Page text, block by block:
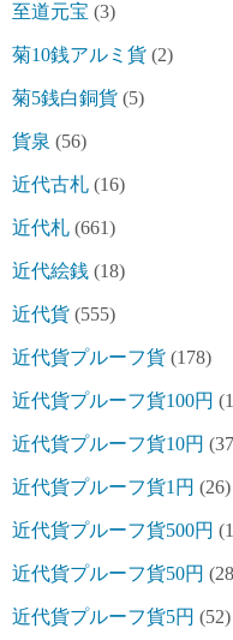
至道元宝 (3)
菊10銭アルミ貨 (2)
菊5銭白銅貨 (5)
貨泉 (56)
近代古札 (16)
近代札 (661)
近代絵銭 (18)
近代貨 (555)
近代貨プルーフ貨 (178)
近代貨プルーフ貨100円
近代貨プルーフ貨10円
近代貨プルーフ貨1円 (26)
近代貨プルーフ貨500円
近代貨プルーフ貨50円
近代貨プルーフ貨5円 (52)